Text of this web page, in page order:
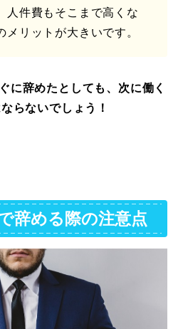
人件費もそこまで高くな
メリットが大きいです。
に辞めたとしても、次に働く
らないでしょう！
辞める際の注意点